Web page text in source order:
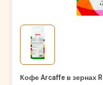
Кофе Arcaffe в зернах